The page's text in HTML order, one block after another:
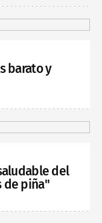
barato y
del
de piña"